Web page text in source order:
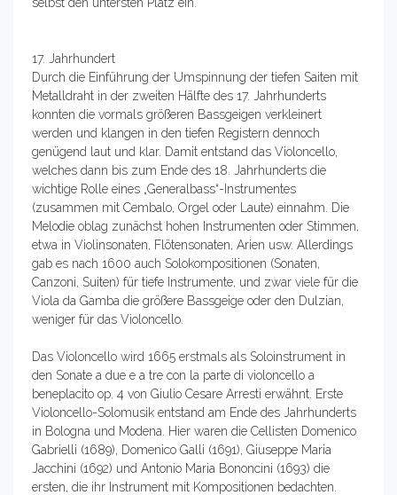
17. Jahrhundert
Durch die Einführung der Umspinnung der tiefen Saiten mit
Metalldraht in der zweiten Hälfte des 17. Jahrhunderts
konnten die vormals größeren Bassgeigen verkleinert
werden und klangen in den tiefen Registern dennoch
genügend laut und klar. Damit entstand das Violoncello,
welches dann bis zum Ende des 18. Jahrhunderts die
wichtige Rolle eines „Generalbass“-Instrumentes
(zusammen mit Cembalo, Orgel oder Laute) einnahm. Die
Melodie oblag zunächst hohen Instrumenten oder Stimmen,
etwa in Violinsonaten, Flötensonaten, Arien usw. Allerdings
gab es nach 1600 auch Solokompositionen (Sonaten,
Canzoni, Suiten) für tiefe Instrumente, und zwar viele für die
Viola da Gamba die größere Bassgeige oder den Dulzian,
weniger für das Violoncello.
Das Violoncello wird 1665 erstmals als Soloinstrument in
den Sonate a due e a tre con la parte di violoncello a
beneplacito op. 4 von Giulio Cesare Arresti erwähnt. Erste
Violoncello-Solomusik entstand am Ende des Jahrhunderts
in Bologna und Modena. Hier waren die Cellisten Domenico
Gabrielli (1689), Domenico Galli (1691), Giuseppe Maria
Jacchini (1692) und Antonio Maria Bononcini (1693) die
ersten, die ihr Instrument mit Kompositionen bedachten.